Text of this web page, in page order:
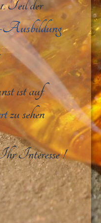
Teil der
Ausbildung
ist auf
zu sehen
Interesse !